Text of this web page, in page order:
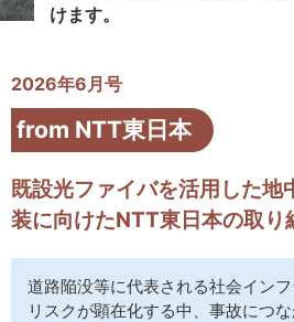
掲載月毎記事
イベントカレン
問い合わせ
サイトマップ
けます。
2026年6月号
from NTT東日本
既設光ファイバを活用した地
装に向けたNTT東日本の取り
道路陥没等に代表される社会イン
リスクが顕在化する中、事故につ